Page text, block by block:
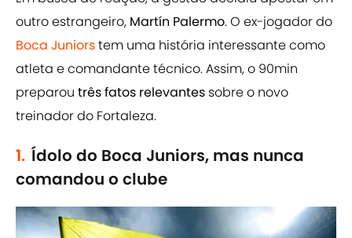
outro estrangeiro, Martín Palermo. O ex-jogador do
Boca Juniorstem uma história interessante como
atleta e comandante técnico. Assim, o 90min
preparou três fatos relevantes sobre o novo
treinador do Fortaleza.
1. Ídolo do Boca Juniors, mas nunca
comandou o clube